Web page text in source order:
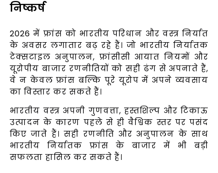
निष्कर्ष
2026 में फ्रांस को भारतीय परिधान और वस्त्र निर्यात
के अवसर लगातार बढ़ रहे हैं। जो भारतीय निर्यातक
टेक्सटाइल अनुपालन, फ्रांसीसी आयात नियमों और
यूरोपीय बाजार रणनीतियों को सही ढंग से अपनाते हैं,
वे न केवल फ्रांस बल्कि पूरे यूरोप में अपने व्यवसाय
का विस्तार कर सकते हैं।
भारतीय वस्त्र अपनी गुणवत्ता, हस्तशिल्प और टिकाऊ
उत्पादन के कारण पहले से ही वैश्विक स्तर पर पसंद
किए जाते हैं। सही रणनीति और अनुपालन के साथ
भारतीय निर्यातक फ्रांस के बाजार में भी बड़ी
सफलता हासिल कर सकते हैं।